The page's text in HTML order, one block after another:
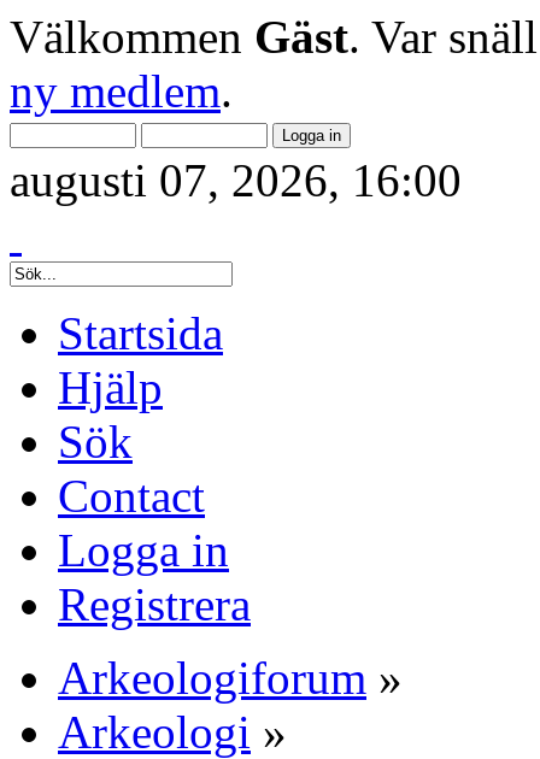
Välkommen Gäst. Var
ny medlem.
augusti 07, 2026, 16:00
Startsida
Hjälp
Sök
Contact
Logga in
Registrera
Arkeologiforum »
Arkeologi »